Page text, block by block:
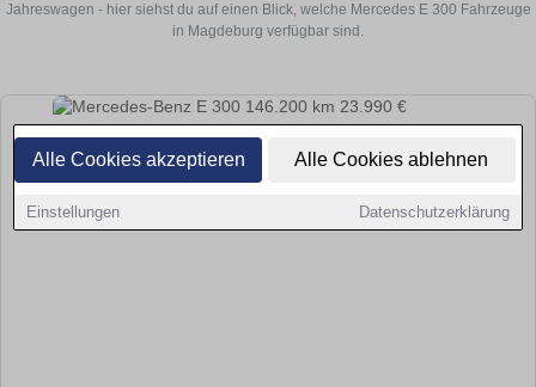
Alle Cookies akzeptieren Alle Cookies ablehnen
Einstellungen Datenschutzerklärung
Jahreswagen - hier siehst du auf einen Blick, welche Mercedes E 300 Fahrzeuge
in Magdeburg verfügbar sind.